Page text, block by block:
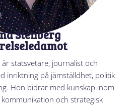
Stenberg
är statsvetare, journalist och
inriktning på jämställdhet, politik
Hon bidrar med kunskap inom
och strategisk